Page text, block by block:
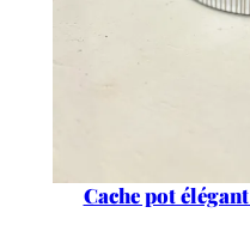
Cache pot